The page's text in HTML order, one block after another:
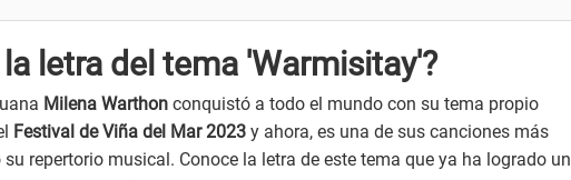
letra del tema 'Warmisitay'?
Milena Warthon conquistó a todo el mundo con su tema propio
Festival de Viña del Mar 2023 y ahora, es una de sus canciones más
repertorio musical. Conoce la letra de este tema que ya ha logrado un